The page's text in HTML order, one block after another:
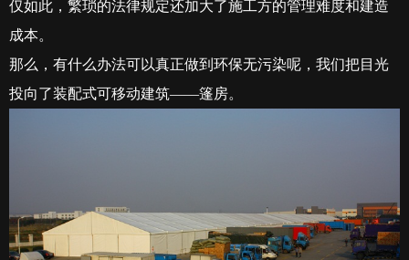
仅如此，繁琐的法律规定还加大了施工方的管理难度和建造
成本。
那么，有什么办法可以真正做到环保无污染呢，我们把目光
投向了装配式可移动建筑——篷房。